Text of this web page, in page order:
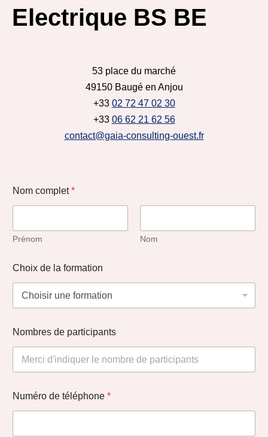
Electrique BS BE
53 place du marché
49150 Baugé en Anjou
+33 02 72 47 02 30
+33 06 62 21 62 56
contact@gaia-consulting-ouest.fr
Nom complet*
Prénom Nom
Choix de la formation
Nombres de participants
Numéro de téléphone *